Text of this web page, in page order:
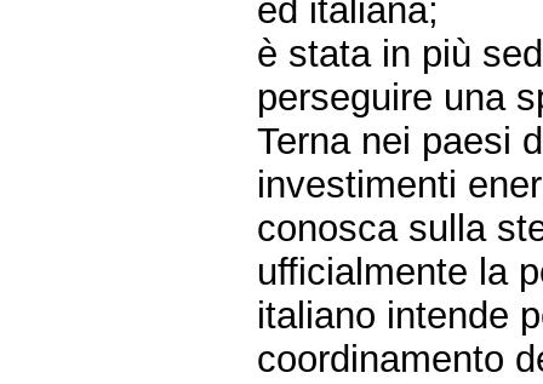
ed italiana;
è stata in più
perseguire una
Terna nei paesi
investimenti
conosca sulla
ufficialmente la
italiano intende
coordinamento